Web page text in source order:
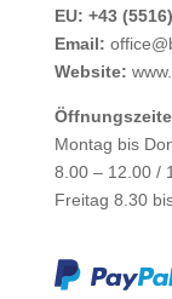
EU: +43
Email:
Website:
Montag bis
8.00 – 12.00 /
Freitag 8.30